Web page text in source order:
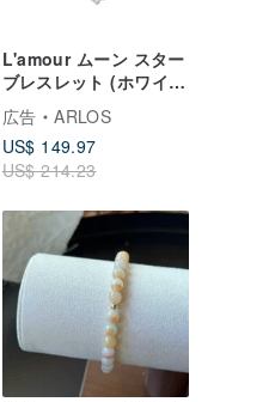
L'amour ムーン スター
ブレスレット (ホワイト
ゴールド)
広告
ARLOS
US$ 149.97
US$ 214.23